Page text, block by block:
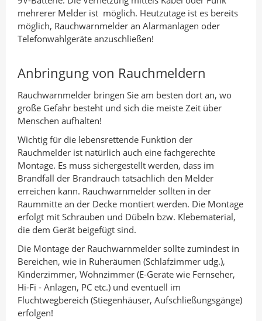
mehrerer Melder ist möglich. Heutzutage ist es bereits
möglich, Rauchwarnmelder an Alarmanlagen oder
Telefonwahlgeräte anzuschließen!
Anbringung von Rauchmeldern
Rauchwarnmelder bringen Sie am besten dort an, wo
große Gefahr besteht und sich die meiste Zeit über
Menschen aufhalten!
Wichtig für die lebensrettende Funktion der
Rauchmelder ist natürlich auch eine fachgerechte
Montage. Es muss sichergestellt werden, dass im
Brandfall der Brandrauch tatsächlich den Melder
erreichen kann. Rauchwarnmelder sollten in der
Raummitte an der Decke montiert werden. Die Montage
erfolgt mit Schrauben und Dübeln bzw. Klebematerial,
die dem Gerät beigefügt sind.
Die Montage der Rauchwarnmelder sollte zumindest in
Bereichen, wie in Ruheräumen (Schlafzimmer udg.),
Kinderzimmer, Wohnzimmer (E-Geräte wie Fernseher,
Hi-Fi - Anlagen, PC etc.) und eventuell im
Fluchtwegbereich (Stiegenhäuser, Aufschließungsgänge)
erfolgen!